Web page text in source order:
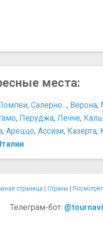
Вилла Боргезе
Зоопарк Рима
Площади,
Испанская
Площадь
Пьяцца
Пьяцца-дель-
Фонтан
места:
Салерно..., Верона,
, Перуджа, Лечче,
, Ареццо, Ассизи, Казерта,
страница Страны
Телеграм-бот: